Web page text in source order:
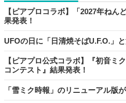
【ピアプロコラボ】「2027年ね
果発表！
UFOの日に「日清焼そばU.F.O.」
【ピアプロ公式コラボ】『初音
コンテスト』結果発表！
「雪ミク時報」のリニューアル版